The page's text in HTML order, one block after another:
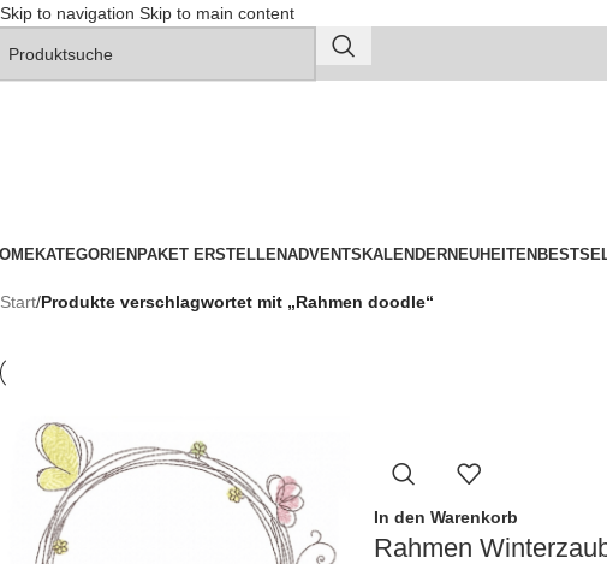
Skip to navigation Skip to main content
KATEGORIEN PAKET ERSTELLENADVENTSKALENDERNEUHEITEN
Start/Produkte verschlagwortet mit „Rahmen doodle“
In den Warenkorb
Rahmen